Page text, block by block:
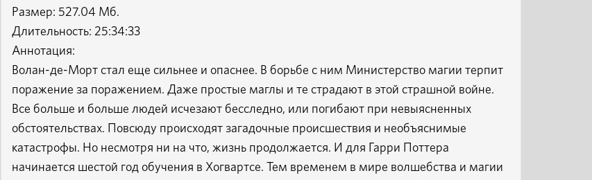
Размер: 527.04 Мб.
Длительность: 25:34:33
Аннотация:
Волан-де-Морт стал еще сильнее и опаснее. В борьбе с ним Министерство магии терпит
поражение за поражением. Даже простые маглы и те страдают в этой страшной войне.
Все больше и больше людей исчезают бесследно, или погибают при невыясненных
обстоятельствах. Повсюду происходят загадочные происшествия и необъяснимые
катастрофы. Но несмотря ни на что, жизнь продолжается. И для Гарри Поттера
начинается шестой год обучения в Хогвартсе. Тем временем в мире волшебства и магии